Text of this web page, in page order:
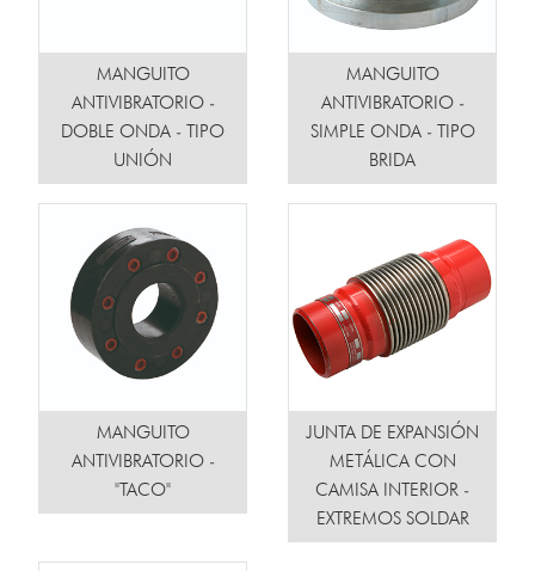
MANGUITO
ANTIVIBRATORIO -
DOBLE ONDA - TIPO
UNIÓN
MANGUITO
ANTIVIBRATORIO -
SIMPLE ONDA - TIPO
BRIDA
MANGUITO
ANTIVIBRATORIO -
"TACO"
JUNTA DE EXPANSIÓN
METÁLICA CON
CAMISA INTERIOR -
EXTREMOS SOLDAR